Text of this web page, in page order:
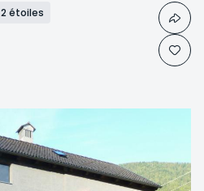
2 étoiles